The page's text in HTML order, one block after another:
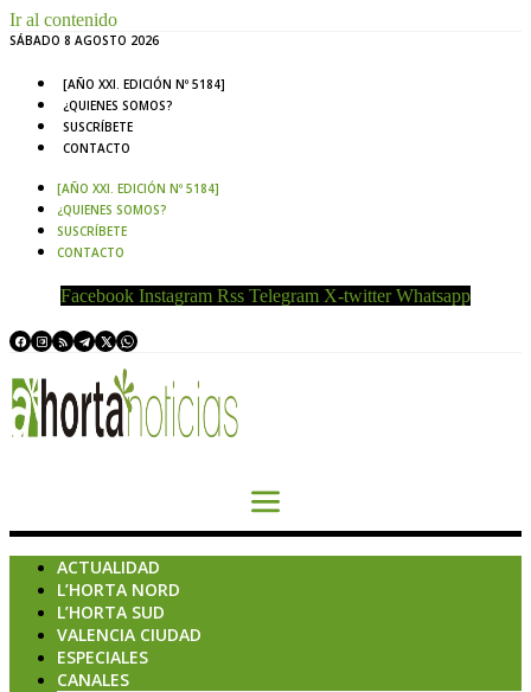
Ir al contenido
SÁBADO 8 AGOSTO 2026
[AÑO XXI. EDICIÓN Nº 5184]
¿QUIENES SOMOS?
SUSCRÍBETE
CONTACTO
[AÑO XXI. EDICIÓN Nº 5184]
¿QUIENES SOMOS?
SUSCRÍBETE
CONTACTO
Facebook Instagram Rss Telegram X-twitter Whatsapp
ACTUALIDAD
L’HORTA NORD
L’HORTA SUD
VALENCIA CIUDAD
ESPECIALES
CANALES